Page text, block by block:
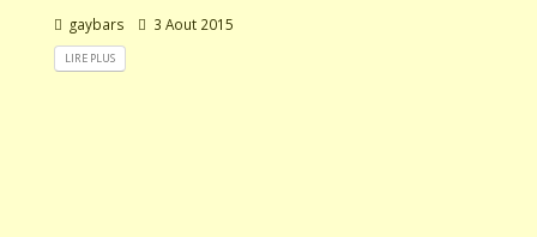
gaybars 3 Aout 2015
LIRE PLUS